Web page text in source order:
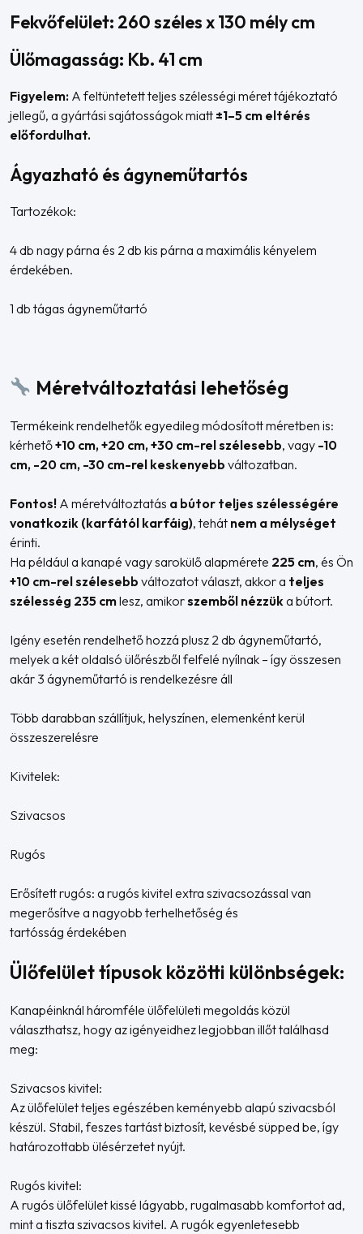
Fekvőfelület: 260 széles x 130 mély cm
Ülőmagasság: Kb. 41 cm
Figyelem: A feltüntetett teljes szélességi méret tájékoztató
jellegű, a gyártási sajátosságok miatt ±1–5 cm eltérés
előfordulhat.
Ágyazható és ágyneműtartós
Tartozékok:
4 db nagy párna és 2 db kis párna a maximális kényelem
érdekében.
1 db tágas ágyneműtartó
Méretváltoztatási lehetőség
Termékeink rendelhetők egyedileg módosított méretben is:
kérhető+10 cm, +20 cm, +30 cm-rel szélesebb, vagy -10
cm, -20 cm, -30 cm-rel keskenyebb változatban.
Fontos! A méretváltoztatás a bútor teljes szélességére
vonatkozik (karfától karfáig), tehát nem a mélységet
érinti.
Ha például a kanapé vagy sarokülő alapmérete 225 cm, és Ön
+10 cm-rel szélesebb változatot választ, akkor a teljes
szélesség 235 cmlesz, amikorszemből nézzük a bútort.
Igény esetén rendelhető hozzá plusz 2 db ágyneműtartó,
melyek a két oldalsó ülőrészből felfelé nyílnak – így összesen
akár 3 ágyneműtartó is rendelkezésre áll
Több darabban szállítjuk, helyszínen, elemenként kerül
összeszerelésre
Kivitelek:
Szivacsos
Rugós
Erősített rugós: a rugós kivitel extra szivacsozással van
megerősítve a nagyobb terhelhetőség és
tartósság érdekében
Ülőfelület típusok közötti különbségek:
Kanapéinknál háromféle ülőfelületi megoldás közül
választhatsz, hogy az igényeidhez legjobban illőt találhasd
meg:
Szivacsos kivitel:
Az ülőfelület teljes egészében keményebb alapú szivacsból
készül. Stabil, feszes tartást biztosít, kevésbé süpped be, így
határozottabb ülésérzetet nyújt.
Rugós kivitel:
A rugós ülőfelület kissé lágyabb, rugalmasabb komfortot ad,
mint a tiszta szivacsos kivitel. A rugók egyenletesebb